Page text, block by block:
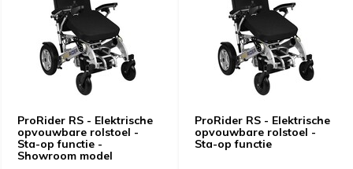
ProRider RS - Elektrische
opvouwbare rolstoel -
Sta-op functie -
Showroom model
ProRider RS - Elektrische
opvouwbare rolstoel -
Sta-op functie